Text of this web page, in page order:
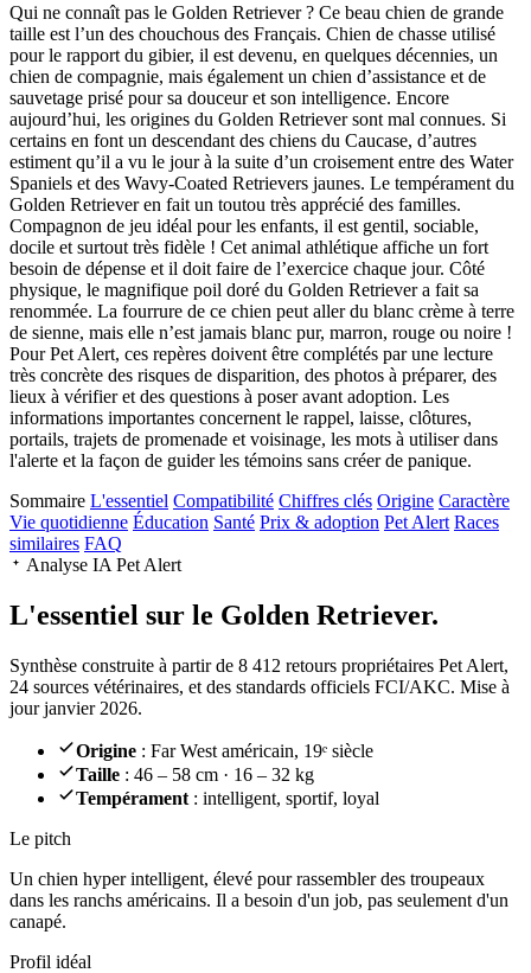
Qui ne connaît pas le Golden Retriever ? Ce beau chien de grande
taille est l’un des chouchous des Français. Chien de chasse utilisé
pour le rapport du gibier, il est devenu, en quelques décennies, un
chien de compagnie, mais également un chien d’assistance et de
sauvetage prisé pour sa douceur et son intelligence. Encore
aujourd’hui, les origines du Golden Retriever sont mal connues. Si
certains en font un descendant des chiens du Caucase, d’autres
estiment qu’il a vu le jour à la suite d’un croisement entre des Water
Spaniels et des Wavy-Coated Retrievers jaunes. Le tempérament du
Golden Retriever en fait un toutou très apprécié des familles.
Compagnon de jeu idéal pour les enfants, il est gentil, sociable,
docile et surtout très fidèle ! Cet animal athlétique affiche un fort
besoin de dépense et il doit faire de l’exercice chaque jour. Côté
physique, le magnifique poil doré du Golden Retriever a fait sa
renommée. La fourrure de ce chien peut aller du blanc crème à terre
de sienne, mais elle n’est jamais blanc pur, marron, rouge ou noire !
Pour Pet Alert, ces repères doivent être complétés par une lecture
très concrète des risques de disparition, des photos à préparer, des
lieux à vérifier et des questions à poser avant adoption. Les
informations importantes concernent le rappel, laisse, clôtures,
portails, trajets de promenade et voisinage, les mots à utiliser dans
l'alerte et la façon de guider les témoins sans créer de panique.
Sommaire L'essentiel Compatibilité Chiffres clés Origine Caractère
Vie quotidienne Éducation Santé Prix & adoption Pet Alert Races
similaires FAQ
Analyse IA Pet Alert
L'essentiel sur le Golden Retriever.
Synthèse construite à partir de 8 412 retours propriétaires Pet Alert,
24 sources vétérinaires, et des standards officiels FCI/AKC. Mise à
jour janvier 2026.
Origine : Far West américain, 19ᵉ siècle
Taille : 46 – 58 cm · 16 – 32 kg
Tempérament : intelligent, sportif, loyal
Le pitch
Un chien hyper intelligent, élevé pour rassembler des troupeaux
dans les ranchs américains. Il a besoin d'un job, pas seulement d'un
canapé.
Profil idéal